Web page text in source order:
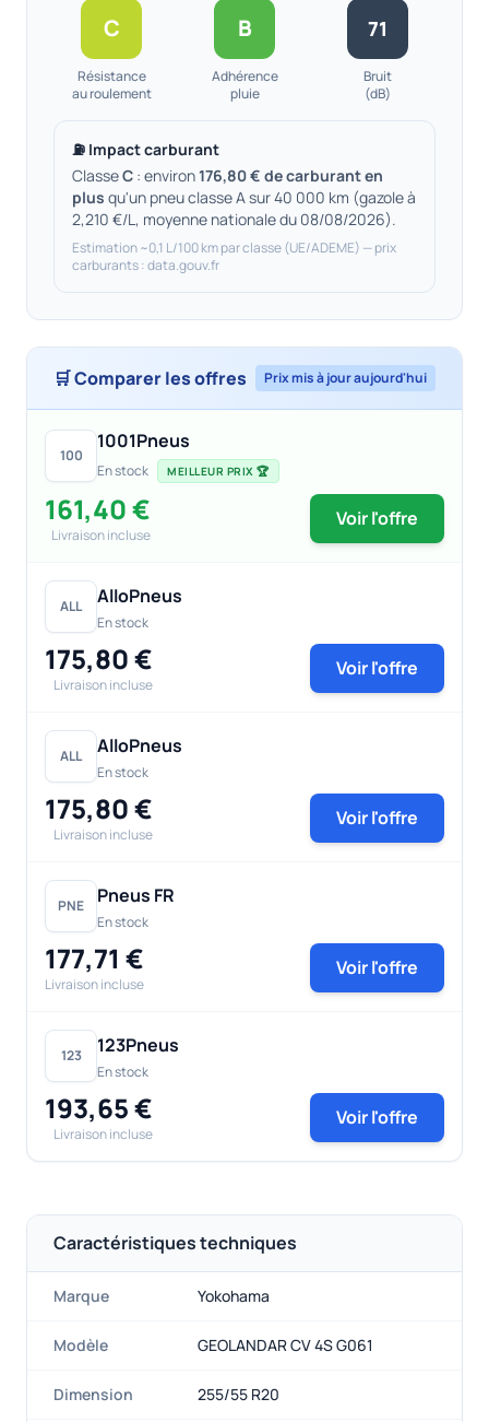
C
Résistance
au roulement
B
Adhérence
pluie
71
Bruit
(dB)
⛽ Impact carburant
ClasseC : environ176,80 € de carburant en
plus qu'un pneu classe A sur 40 000 km (gazole à
2,210 €/L, moyenne nationale du 08/08/2026).
Estimation ~0,1 L/100 km par classe (UE/ADEME) — prix
carburants : data.gouv.fr
🛒 Comparer les offres Prix mis à jour aujourd'hui
100
1001Pneus
En stock MEILLEUR PRIX 🏆
161,40 €
Livraison incluse
Voir l'offre
ALL AlloPneus
En stock
175,80 €
Livraison incluse
Voir l'offre
ALL AlloPneus
En stock
175,80 €
Livraison incluse
Voir l'offre
PNE Pneus FR
En stock
177,71 €
Livraison incluse
Voir l'offre
123 123Pneus
En stock
193,65 €
Livraison incluse
Voir l'offre
Caractéristiques techniques
Marque Yokohama
Modèle GEOLANDAR CV 4S G061
Dimension 255/55 R20